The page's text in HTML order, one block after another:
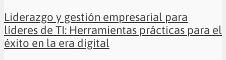
Liderazgo y gestión empresarial para
líderes de TI: Herramientas prácticas para el
éxito en la era digital